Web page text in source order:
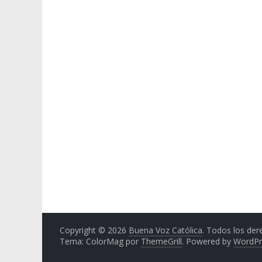
Copyright © 2026 Buena Voz Católica. Todos los
Tema: ColorMag por ThemeGrill. Powered by